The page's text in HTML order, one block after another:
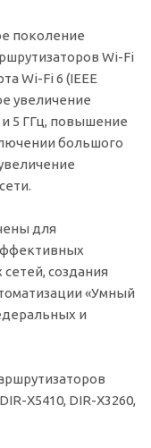
поколение
Wi-Fi
Wi-Fi 6 (IEEE
увеличение
и 5 ГГц, повышение
большого
для
создания
«Умный
и
X5410, DIR-X3260,